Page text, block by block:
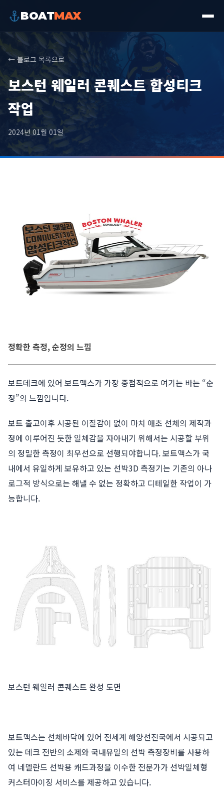
BOATMAX
← 블로그 목록으로
보스턴 웨일러 콘퀘스트 합성티크
작업
2024년 01월 01일
정확한 측정, 순정의 느낌
보트데크에 있어 보트맥스가 가장 중점적으로 여기는 바는 “순
정”의 느낌입니다.
보트 출고이후 시공된 이질감이 없이 마치 애초 선체의 제작과
정에 이루어진 듯한 일체감을 자아내기 위해서는 시공할 부위
의 정밀한 측정이 최우선으로 선행되야합니다. 보트맥스가 국
내에서 유일하게 보유하고 있는 선박3D 측정기는 기존의 아나
로그적 방식으로는 해낼 수 없는 정확하고 디테일한 작업이 가
능합니다.
보스턴 웨일러 콘퀘스트 완성 도면
보트맥스는 선체바닥에 있어 전세계 해양선진국에서 시공되고
있는 데크 전반의 소제와 국내유일의 선박 측정장비를 사용하
여 네델란드 선박용 캐드과정을 이수한 전문가가 선박일체형
커스터마이징 서비스를 제공하고 있습니다.